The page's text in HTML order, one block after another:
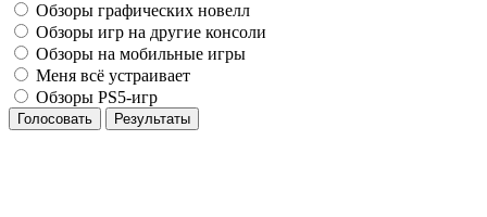
Обзоры графических новелл
Обзоры игр на другие консоли
Обзоры на мобильные игры
Меня всё устраивает
Обзоры PS5-игр
Голосовать Результаты